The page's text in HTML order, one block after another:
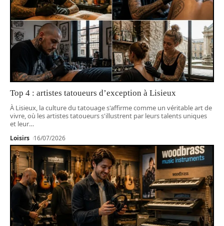
Top 4 : artistes tatoueurs d’exception à Lisieux
À Lisieux, la culture du tatouage s'affirme comme un véritable art de
vivre, où les artistes tatoueurs s'illustrent par leurs talents uniques
et leur…
Loisirs 16/07/2026